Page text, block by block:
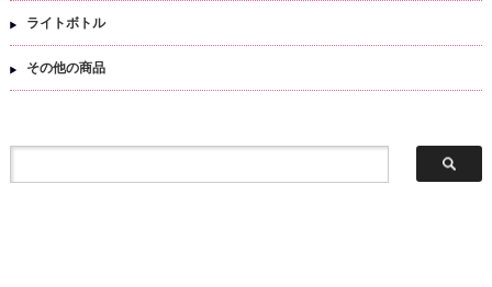
ライトボトル
その他の商品